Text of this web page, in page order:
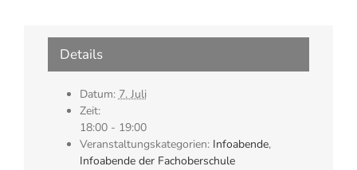
Details
Datum: 7. Juli
Zeit:
18:00 - 19:00
Veranstaltungskategorien: Infoabende,
Infoabende der Fachoberschule